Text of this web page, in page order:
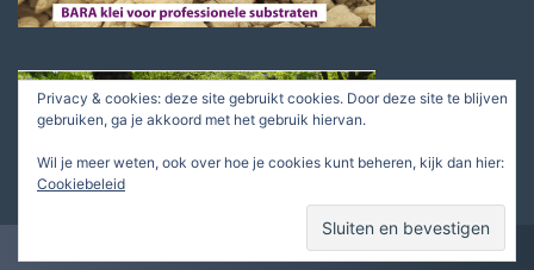
Privacy & cookies: deze site gebruikt cookies. Door deze site te blijven
gebruiken, ga je akkoord met het gebruik hiervan.
Wil je meer weten, ook over hoe je cookies kunt beheren, kijk dan hier:
Cookiebeleid